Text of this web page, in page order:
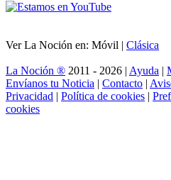
Ver La Noción en: Móvil | Clásica
La Noción ® 2011 - 2026 | Ayuda |
Envíanos tu Noticia | Contacto |
Privacidad | Política de cookies |
cookies